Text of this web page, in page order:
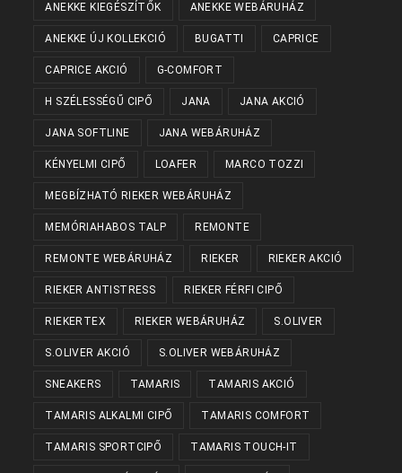
ANEKKE KIEGÉSZÍTŐK ANEKKE WEBÁRUHÁZ
ANEKKE ÚJ KOLLEKCIÓ BUGATTI CAPRICE
CAPRICE AKCIÓ G-COMFORT
H SZÉLESSÉGŰ CIPŐ JANA JANA AKCIÓ
JANA SOFTLINE JANA WEBÁRUHÁZ
KÉNYELMI CIPŐ LOAFER MARCO TOZZI
MEGBÍZHATÓ RIEKER WEBÁRUHÁZ
MEMÓRIAHABOS TALP REMONTE
REMONTE WEBÁRUHÁZ RIEKER RIEKER AKCIÓ
RIEKER ANTISTRESS RIEKER FÉRFI CIPŐ
RIEKERTEX RIEKER WEBÁRUHÁZ S.OLIVER
S.OLIVER AKCIÓ S.OLIVER WEBÁRUHÁZ
SNEAKERS TAMARIS TAMARIS AKCIÓ
TAMARIS ALKALMI CIPŐ TAMARIS COMFORT
TAMARIS SPORTCIPŐ TAMARIS TOUCH-IT